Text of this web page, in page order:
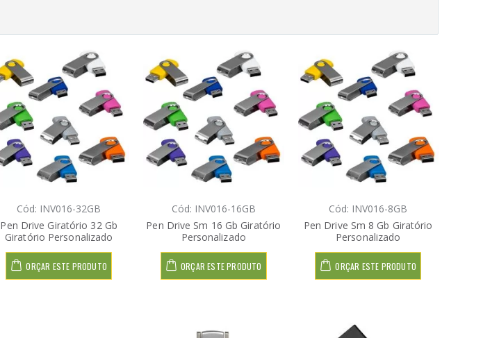
Cód: INV016-32GB
Pen Drive Giratório 32 Gb
Giratório Personalizado
ORÇAR ESTE PRODUTO
Cód: INV016-16GB
Pen Drive Sm 16 Gb Giratório
Personalizado
ORÇAR ESTE PRODUTO
Cód: INV016-8GB
Pen Drive Sm 8 Gb Giratório
Personalizado
ORÇAR ESTE PRODUTO